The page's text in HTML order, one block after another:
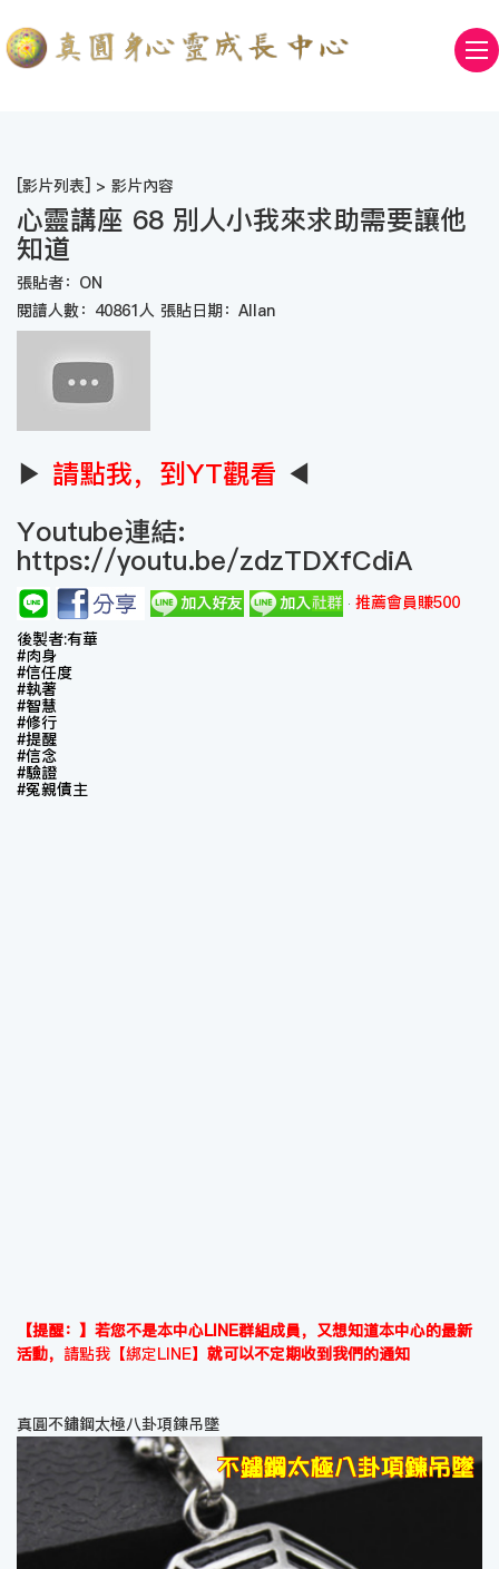
[影片列表] > 影片內容
心靈講座 68 別人小我來求助需要讓他
知道
張貼者：ON
閱讀人數：40861人 張貼日期：Allan
▶ 請點我，到YT觀看 ◀
Youtube連結:
https://youtu.be/zdzTDXfCdiA
推薦會員賺500
後製者:有華
#肉身
#信任度
#執著
#智慧
#修行
#提醒
#信念
#驗證
#冤親債主
【提醒：】若您不是本中心LINE群組成員，又想知道本中心的最新
活動， 請點我【綁定LINE】 就可以不定期收到我們的通知
真圓不鏽鋼太極八卦項鍊吊墜